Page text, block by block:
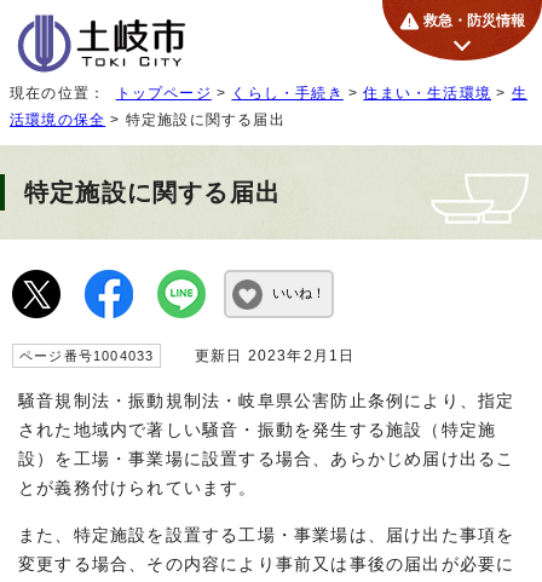
救急・防災情報
現在の位置： トップページ > くらし・手続き >住まい・生活環境 > 生
活環境の保全 > 特定施設に関する届出
特定施設に関する届出
いいね！
ページ番号1004033 更新日 2023年2月1日
騒音規制法・振動規制法・岐阜県公害防止条例により、指定
された地域内で著しい騒音・振動を発生する施設（特定施
設）を工場・事業場に設置する場合、あらかじめ届け出るこ
とが義務付けられています。
また、特定施設を設置する工場・事業場は、届け出た事項を
変更する場合、その内容により事前又は事後の届出が必要に